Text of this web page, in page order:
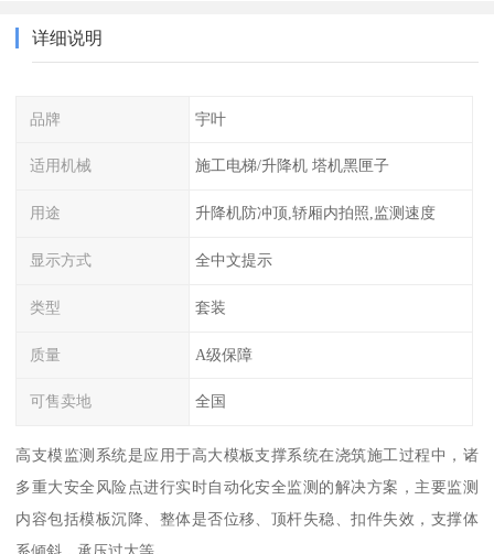
详细说明
品牌 宇叶
适用机械 施工电梯/升降机 塔机黑匣子
用途 升降机防冲顶,轿厢内拍照,监测速度
显示方式 全中文提示
类型 套装
质量 A级保障
可售卖地 全国
高支模监测系统是应用于高大模板支撑系统在浇筑施工过程中，诸
多重大安全风险点进行实时自动化安全监测的解决方案，主要监测
内容包括模板沉降、整体是否位移、顶杆失稳、扣件失效，支撑体